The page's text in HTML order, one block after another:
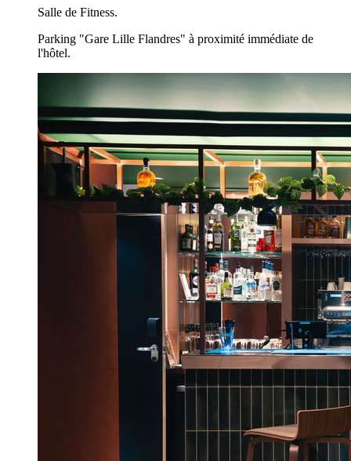
Salle de Fitness.
Parking "Gare Lille Flandres" à proximité immédiate de
l'hôtel.